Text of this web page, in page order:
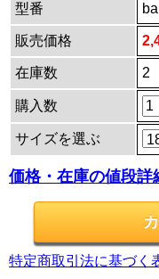
型番
販売価格
在庫数 2
購入数
サイズを選ぶ
価格・在庫の値段詳
特定商取引法に基づく